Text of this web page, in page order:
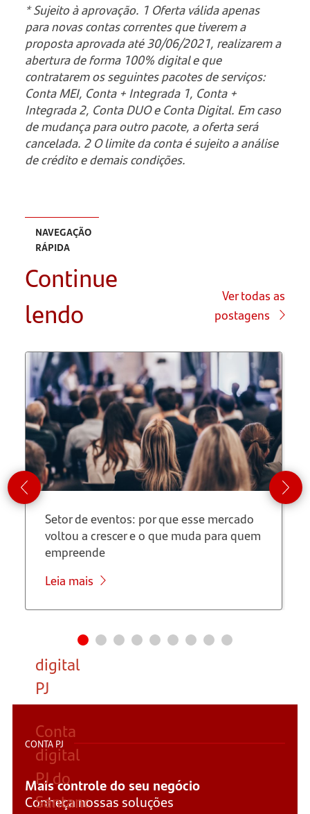
* Sujeito à aprovação. 1 Oferta válida apenas
para novas contas correntes que tiverem a
proposta aprovada até 30/06/2021, realizarem a
abertura de forma 100% digital e que
contratarem os seguintes pacotes de serviços:
Conta MEI, Conta + Integrada 1, Conta +
Integrada 2, Conta DUO e Conta Digital. Em caso
de mudança para outro pacote, a oferta será
cancelada. 2 O limite da conta é sujeito a análise
de crédito e demais condições.
NAVEGAÇÃO
RÁPIDA
Como
funciona
uma
digital
PJ
Quais
as
principais
vantagens
Como
melhor
digital
PJ
Conta
digital
PJ do
Santander
Continue
lendo
Ver todas as
postagens
Setor de eventos: por que esse mercado
voltou a crescer e o que muda para quem
empreende
Leia mais
CONTA PJ
Mais controle do seu negócio
Conheça nossas soluções